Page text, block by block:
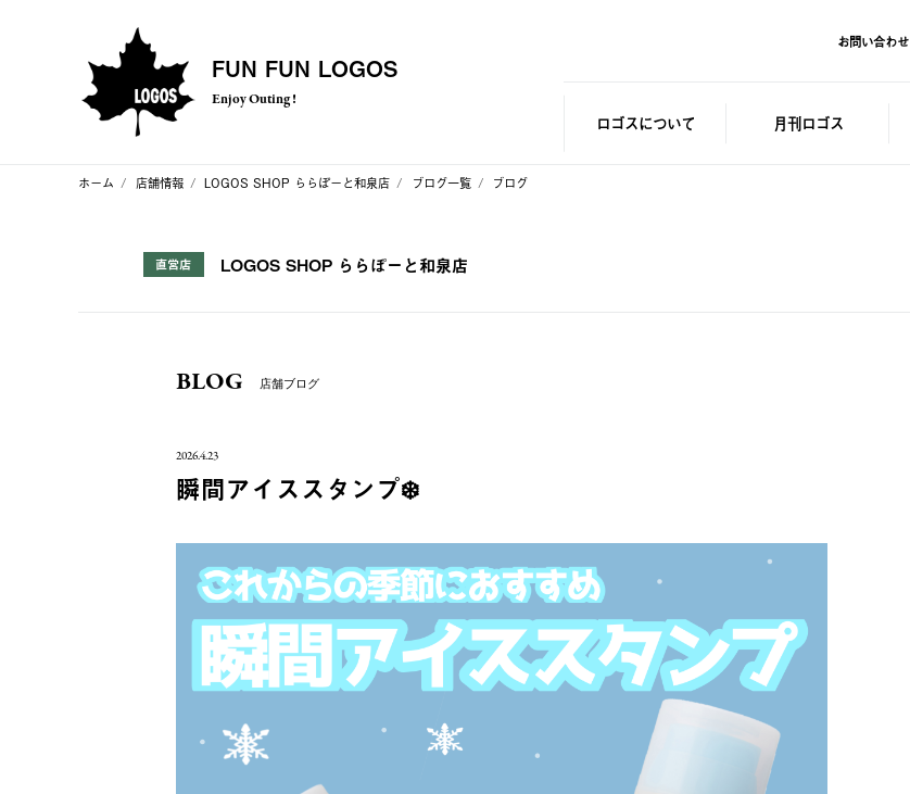
FUN FUN LOGOS
Enjoy Outing !
お問い合わせ
ロゴスについて 月刊ロゴス
ホーム 店舗情報 LOGOS SHOP ららぽーと和泉店 ブログ一覧 ブログ
直営店 LOGOS SHOP ららぽーと和泉店
BLOG 店舗ブログ
2026.4.23
瞬間アイススタンプ❄️